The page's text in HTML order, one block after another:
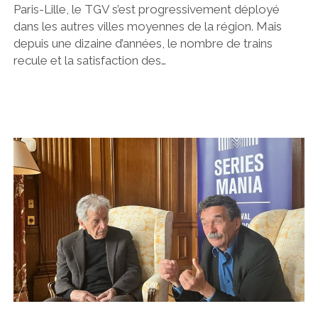
Paris-Lille, le TGV s’est progressivement déployé
dans les autres villes moyennes de la région. Mais
depuis une dizaine d’années, le nombre de trains
recule et la satisfaction des…